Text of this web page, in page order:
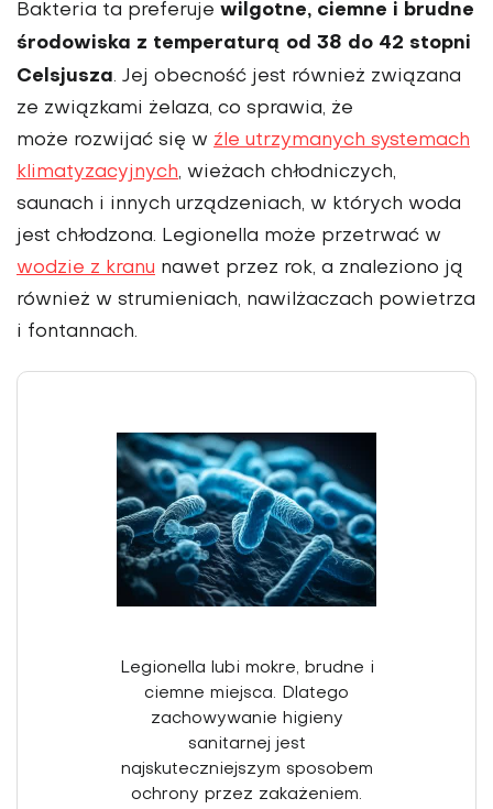
Bakteria ta preferuje wilgotne, ciemne i brudne
środowiska z temperaturą od 38 do 42 stopni
Celsjusza. Jej obecność jest również związana
ze związkami żelaza, co sprawia, że
może rozwijać się w źle utrzymanych systemach
klimatyzacyjnych, wieżach chłodniczych,
saunach i innych urządzeniach, w których woda
jest chłodzona. Legionella może przetrwać w
wodzie z kranu nawet przez rok, a znaleziono ją
również w strumieniach, nawilżaczach powietrza
i fontannach.
Legionella lubi mokre, brudne i
ciemne miejsca. Dlatego
zachowywanie higieny
sanitarnej jest
najskuteczniejszym sposobem
ochrony przez zakażeniem.